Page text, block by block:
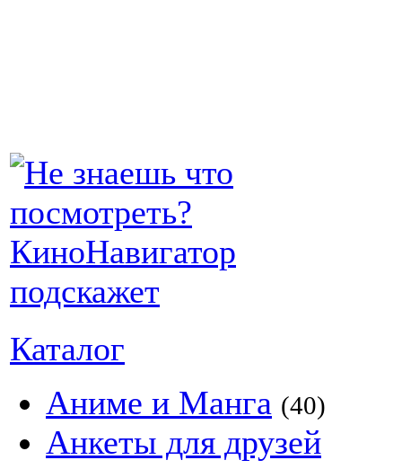
Каталог
Аниме и Манга (40)
Анкеты для друзей